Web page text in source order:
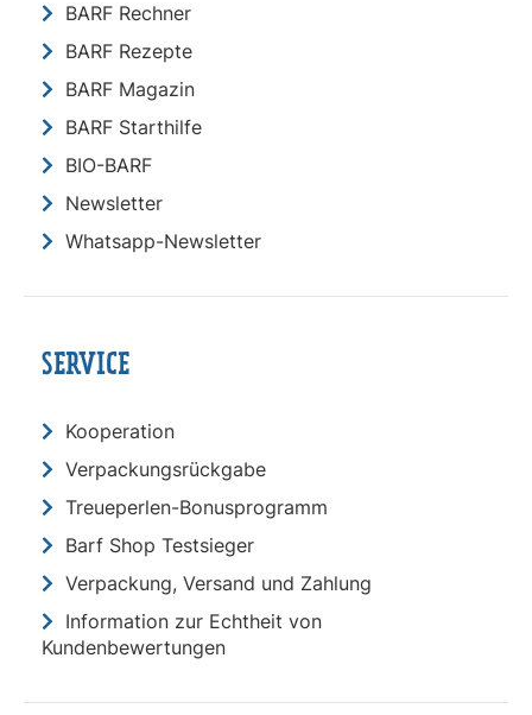
BARF Rechner
BARF Rezepte
BARF Magazin
BARF Starthilfe
BIO-BARF
Newsletter
Whatsapp-Newsletter
SERVICE
Kooperation
Verpackungsrückgabe
Treueperlen-Bonusprogramm
Barf Shop Testsieger
Verpackung, Versand und Zahlung
Information zur Echtheit von
Kundenbewertungen